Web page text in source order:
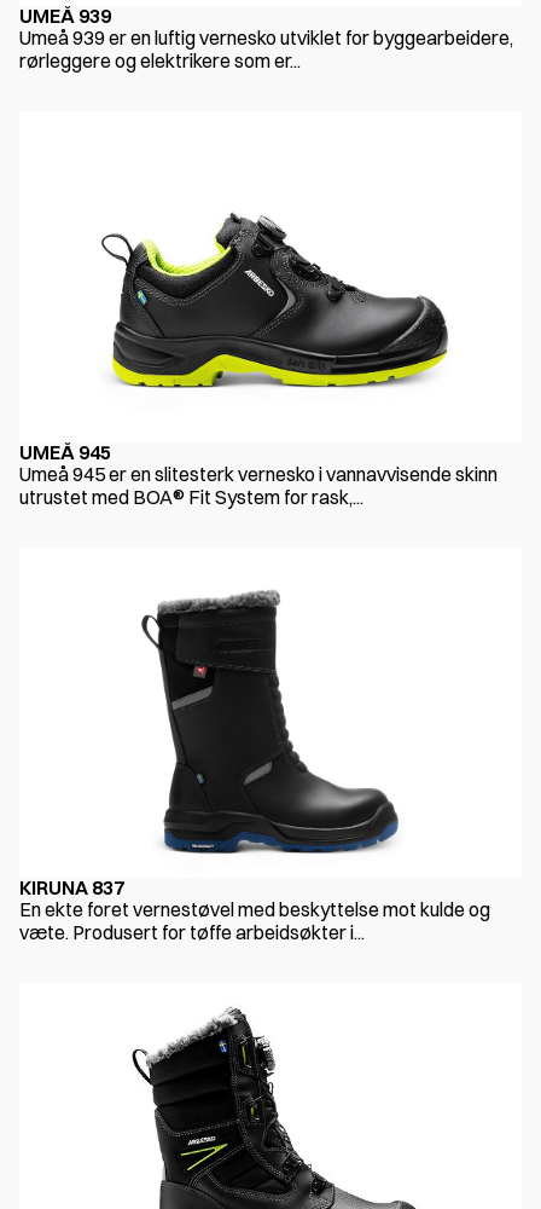
UMEÅ 939
Umeå 939 er en luftig vernesko utviklet for byggearbeidere,
rørleggere og elektrikere som er...
UMEÅ 945
Umeå 945 er en slitesterk vernesko i vannavvisende skinn
utrustet med BOA® Fit System for rask,...
KIRUNA 837
En ekte foret vernestøvel med beskyttelse mot kulde og
væte. Produsert for tøffe arbeidsøkter i...